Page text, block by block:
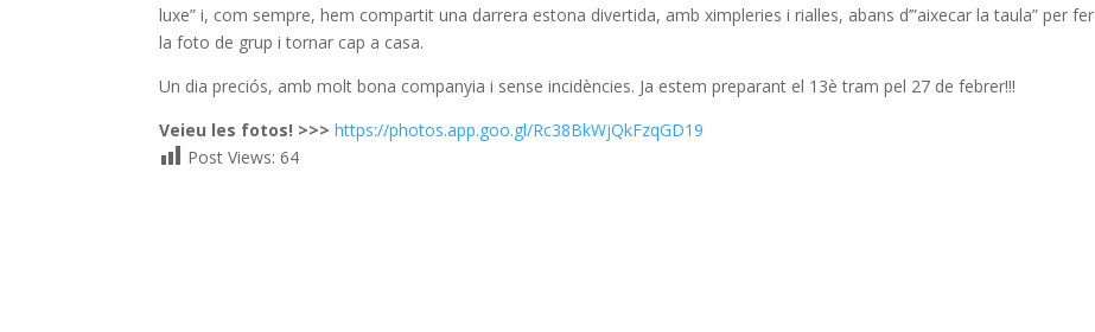
luxe” i, com sempre, hem compartit una darrera estona divertida, amb ximpleries i rialles, abans d’”aixecar la taula” per fer
la foto de grup i tornar cap a casa.
Un dia preciós, amb molt bona companyia i sense incidències. Ja estem preparant el 13è tram pel 27 de febrer!!!
Veieu les fotos! >>>https://photos.app.goo.gl/Rc38BkWjQkFzqGD19
Post Views: 64